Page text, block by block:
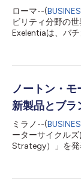
ローマ--(
ビリティ分野の
Exelentiaは、バ
ンとExelentiaと
しています。
ー・イタリアと
が既に着手してい
おけるさらなる
性、信頼性、そ
カンのような独
めに設計された
ノートン・
新製品とブラ
ミラノ--(
ーターサイクル
Strategy）」を
ます。5年の歳月